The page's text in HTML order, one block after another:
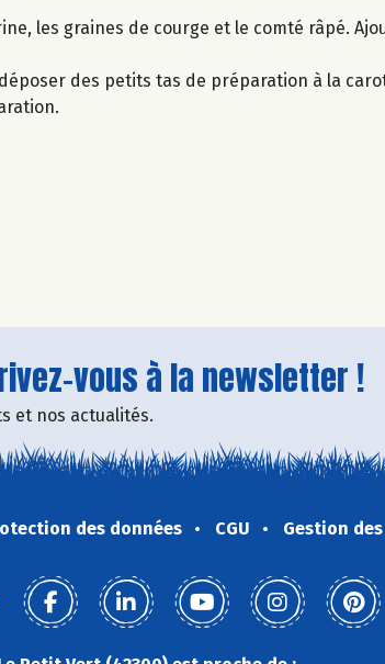
les graines de courge et le comté râpé.
des petits tas de préparation à la
vous à la newsletter !
et nos actualités.
des données CGU Gestion